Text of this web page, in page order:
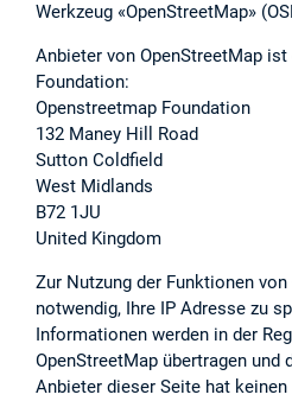
Werkzeug «OpenStreetMap»
Anbieter von OpenStreetMap
Foundation:
Openstreetmap Foundation
132 Maney Hill Road
Sutton Coldfield
West Midlands
B72 1JU
United Kingdom
Zur Nutzung der Funktionen
notwendig, Ihre IP Adresse zu
Informationen werden in der
OpenStreetMap übertragen und
Anbieter dieser Seite hat